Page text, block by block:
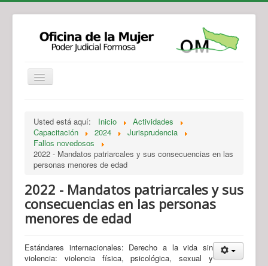
Legislación
Novedades
Recursos y Servicios de Atención
Usted está aquí: Inicio
Actividades
Capacitación
2024
Jurisprudencia
Fallos novedosos
2022 - Mandatos patriarcales y sus consecuencias en las
personas menores de edad
2022 - Mandatos patriarcales y sus
consecuencias en las personas
menores de edad
Estándares internacionales: Derecho a la vida sin
violencia: violencia física, psicológica, sexual y